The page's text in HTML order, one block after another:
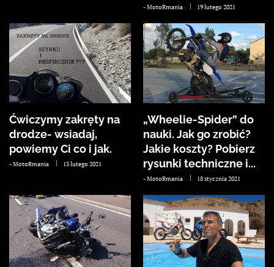
-MotoRmania 19 lutego 2021
Ćwiczymy zakręty na
drodze- wsiadaj,
powiemy Ci co i jak.
-MotoRmania 13 lutego 2021
„Wheelie-Spider” do
nauki. Jak go zrobić?
Jakie koszty? Pobierz
rysunki techniczne i...
-MotoRmania 18 stycznia 2021